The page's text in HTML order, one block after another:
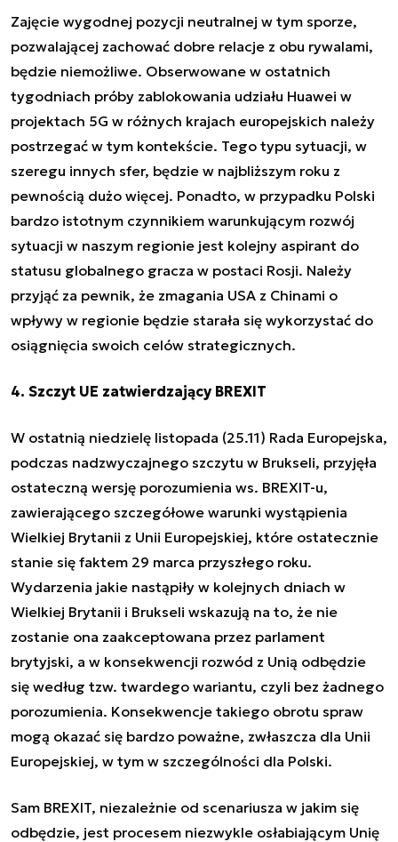
Zajęcie wygodnej pozycji neutralnej w tym sporze,
pozwalającej zachować dobre relacje z obu rywalami,
będzie niemożliwe. Obserwowane w ostatnich
tygodniach próby zablokowania udziału Huawei w
projektach 5G w różnych krajach europejskich należy
postrzegać w tym kontekście. Tego typu sytuacji, w
szeregu innych sfer, będzie w najbliższym roku z
pewnością dużo więcej. Ponadto, w przypadku Polski
bardzo istotnym czynnikiem warunkującym rozwój
sytuacji w naszym regionie jest kolejny aspirant do
statusu globalnego gracza w postaci Rosji. Należy
przyjąć za pewnik, że zmagania USA z Chinami o
wpływy w regionie będzie starała się wykorzystać do
osiągnięcia swoich celów strategicznych.
4. Szczyt UE zatwierdzający BREXIT
W ostatnią niedzielę listopada (25.11) Rada Europejska,
podczas nadzwyczajnego szczytu w Brukseli, przyjęła
ostateczną wersję porozumienia ws. BREXIT-u,
zawierającego szczegółowe warunki wystąpienia
Wielkiej Brytanii z Unii Europejskiej, które ostatecznie
stanie się faktem 29 marca przyszłego roku.
Wydarzenia jakie nastąpiły w kolejnych dniach w
Wielkiej Brytanii i Brukseli wskazują na to, że nie
zostanie ona zaakceptowana przez parlament
brytyjski, a w konsekwencji rozwód z Unią odbędzie
się według tzw. twardego wariantu, czyli bez żadnego
porozumienia. Konsekwencje takiego obrotu spraw
mogą okazać się bardzo poważne, zwłaszcza dla Unii
Europejskiej, w tym w szczególności dla Polski.
Sam BREXIT, niezależnie od scenariusza w jakim się
odbędzie, jest procesem niezwykle osłabiającym Unię